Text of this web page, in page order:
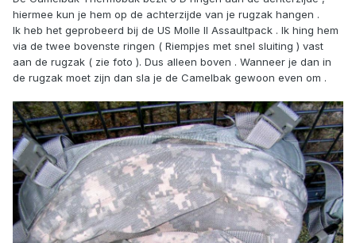
hiermee kun je hem op de achterzijde van je rugzak hangen .
Ik heb het geprobeerd bij de US Molle II Assaultpack . Ik hing hem
via de twee bovenste ringen ( Riempjes met snel sluiting ) vast
aan de rugzak ( zie foto ). Dus alleen boven . Wanneer je dan in
de rugzak moet zijn dan sla je de Camelbak gewoon even om .